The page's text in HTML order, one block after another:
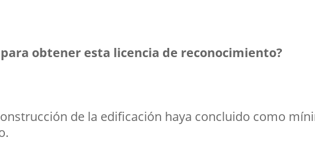
obtener esta licencia de reconocimiento?
de la edificación haya concluido como